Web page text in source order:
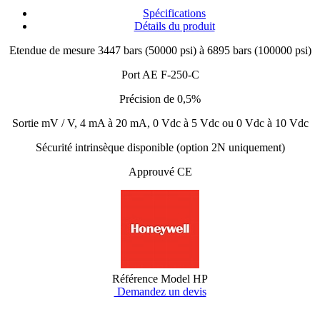
Spécifications
Détails du produit
Etendue de mesure 3447 bars (50000 psi) à 6895 bars (100000 psi)
Port AE F-250-C
Précision de 0,5%
Sortie mV / V, 4 mA à 20 mA, 0 Vdc à 5 Vdc ou 0 Vdc à 10 Vdc
Sécurité intrinsèque disponible (option 2N uniquement)
Approuvé CE
Référence Model HP
Demandez un devis